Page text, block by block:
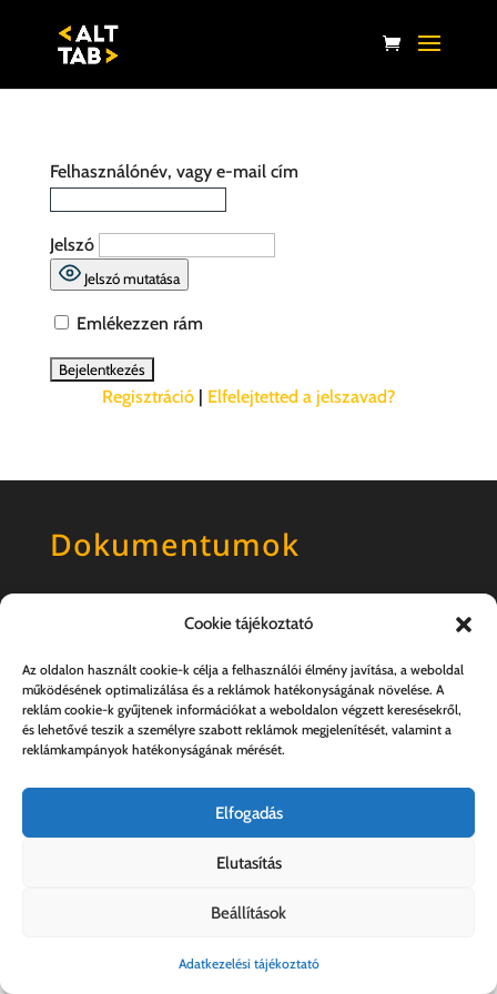
Cookie tájékoztató
Az oldalon használt cookie-k célja a felhasználói élmény javítása, a weboldal
működésének optimalizálása és a reklámok hatékonyságának növelése. A
reklám cookie-k gyűjtenek információkat a weboldalon végzett keresésekről,
és lehetővé teszik a személyre szabott reklámok megjelenítését, valamint a
reklámkampányok hatékonyságának mérését.
Elfogadás
Elutasítás
Beállítások
Adatkezelési tájékoztató
Felhasználónév, vagy e-mail cím
Jelszó
Jelszó mutatása
Emlékezzen rám
Regisztráció| Elfelejtetted a jelszavad?
Dokumentumok
Általános szerződési feltételek
Kovács András e.v. | 57357889-1-33